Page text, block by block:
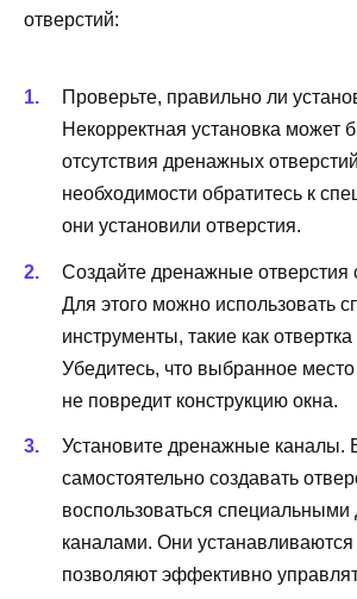
отверстий:
Проверьте, правильно ли
Некорректная установка может
отсутствия дренажных
необходимости обратитесь к
они установили отверстия.
Создайте дренажные отверстия
Для этого можно использовать
инструменты, такие как
Убедитесь, что выбранное
не повредит конструкцию окна.
Установите дренажные каналы.
самостоятельно создавать
воспользоваться
каналами. Они
позволяют эффективно